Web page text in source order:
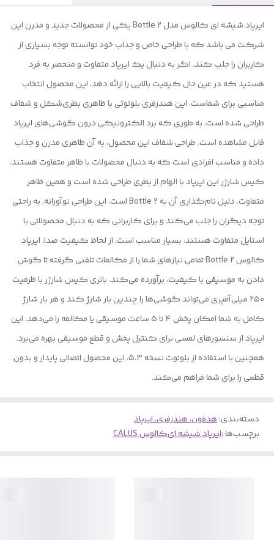
ایرپاد شیشه ای کالوس مدل Bottle 2 یکی از محصولات جدید و مدرن این
شرکت می باشد که با طراحی خاص و جذاب خود توانسته توجه بسیاری از
کاربران را جلب کند. اگر به دنبال یک ایرپاد متفاوت و منحصر به فرد
هستید که در عین حال کیفیت بالایی را ارائه دهد، این محصول انتخاب
مناسبی برای شماست. این هندزفری بلوتوثی با ظاهری بطری‌شکل و شفاف
طراحی شده است، به طوری که برد الکترونیکی درون گوشی‌های ایرپاد
قابل مشاهده است. طراحی شفاف این محصول، به آن ظاهری مدرن و جذاب
داده و مناسب افرادی است که به دنبال محصولات با ظاهر متفاوت هستند.
کیس شارژر این ایرپاد با الهام از بطری طراحی شده است و همین ظاهر
متفاوت، دلیل نام‌گذاری آن به Bottle 2 است. این طراحی نوآورانه، به راحتی
توجه دیگران را جلب می‌کند و برای کاربرانی که به دنبال محصولاتی با
استایل متفاوت هستند، بسیار مناسب است. از لحاظ کیفیت صدا، ایرپاد
کالوس Bottle 2 تمامی نیازهای شما را از مکالمات تلفنی گرفته تا گوش
دادن به موسیقی با کیفیت، برآورده می‌کند. باتری کیس شارژر با ظرفیت
۲۵۰ میلی‌آمپری می‌تواند گوشی‌ها را چندین بار شارژ کند و هر بار شارژ
کامل به شما امکان پخش ۴ تا ۵ ساعت موسیقی یا مکالمه را می‌دهد. این
ایرپاد از سنسورهای لمسی برای کنترل پخش و قطع موسیقی بهره می‌برد.
همچنین با استفاده از بلوتوث نسخه ۵.۳، این محصول اتصالی پایدار و بدون
قطعی را برای شما فراهم می‌کند.
دسته‌بندی:هدفون، هندزفری، ایرپاد
برچسب‌ها :ایرپاد شیشه ایکالوس CALUS